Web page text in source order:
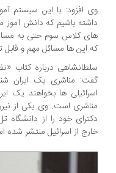
افزود: با این سیستم آموزشی
باشیم که دانش آموز ما
کلاس سوم حتی به مساله
این ها مسائل مهم و قابل توجه
درباره کتاب «نظام
مناشری یک ایران شناس
ها بخواهند یک ایران
خود را از دانشگاه تل
از اسرائیل منتشر شده است